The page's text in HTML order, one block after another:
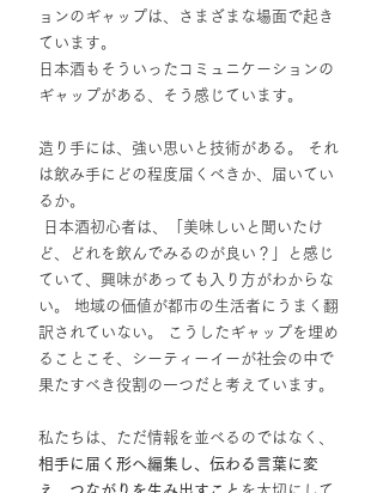
ョンのギャップは、さまざまな場面で起き
ています。
日本酒もそういったコミュニケーションの
ギャップがある、そう感じています。
造り手には、強い思いと技術がある。 それ
は飲み手にどの程度届くべきか、届いてい
るか。
ど、どれを飲んでみるのが良い？」と感じ
ていて、興味があっても入り方がわからな
い。 地域の価値が都市の生活者にうまく翻
訳されていない。 こうしたギャップを埋め
ることこそ、シーティーイーが社会の中で
果たすべき役割の一つだと考えています。
私たちは、ただ情報を並べるのではなく、
相手に届く形へ編集し、伝わる言葉に変